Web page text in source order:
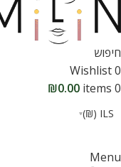
חיפוש
0
Wishlist
0
items
₪0.00
ILS (₪)
Menu